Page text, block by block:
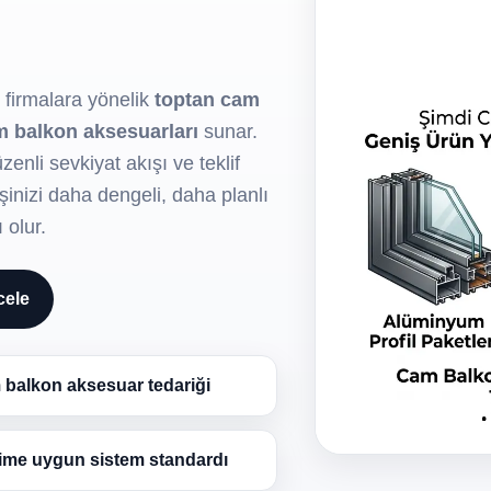
firmalara yönelik toptan cam
balkon aksesuarları sunar.
sevkiyat akışı ve teklif
daha dengeli, daha planlı
olur.
balkon aksesuar tedariği
uygun sistem standardı